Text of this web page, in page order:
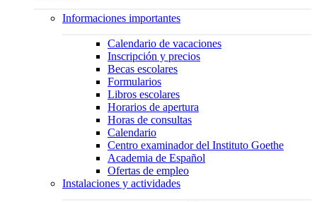
Informaciones importantes
Calendario de vacaciones
Inscripción y precios
Becas escolares
Formularios
Libros escolares
Horarios de apertura
Horas de consultas
Calendario
Centro examinador del Instituto Goethe
Academia de Español
Ofertas de empleo
Instalaciones y actividades